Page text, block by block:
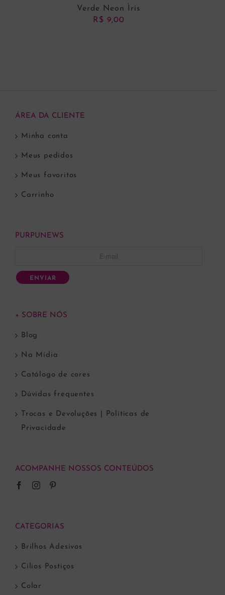
Verde Neon Ìris
R$ 9,00
ÁREA DA CLIENTE
Minha conta
Meus pedidos
Meus favoritos
Carrinho
PURPUNEWS
ENVIAR
+ SOBRE NÓS
Blog
Na Mídia
Catálogo de cores
Dúvidas frequentes
Trocas e Devoluções | Políticas de
Privacidade
ACOMPANHE NOSSOS CONTEÚDOS
CATEGORIAS
Brilhos Adesivos
Cílios Postiços
Colar